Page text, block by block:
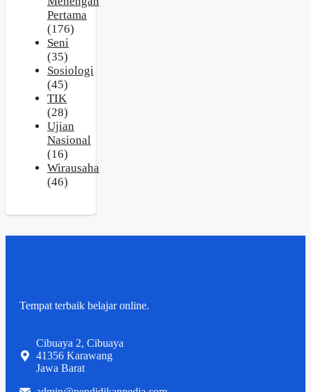
Pertama
(176)
Seni
(35)
Sosiologi
(45)
TIK
(28)
Ujian
Nasional
(16)
Wirausaha
(46)
Tempat terbaik belajar online.
Cibuaya 2, Cibuaya
41356 Karawang
Jawa Barat